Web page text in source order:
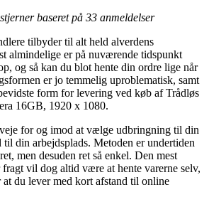
baseret på 33 anmeldelser
tilbyder til alt held alverdens
almindelige er på nuværende tidspunkt
og så kan du blot hente din ordre lige når
er jo temmelig uproblematisk, samt
form for levering ved køb af Trådløs
16GB, 1920 x 1080.
for og imod at vælge udbringning til din
til din arbejdsplads. Metoden er undertiden
men desuden ret så enkel. Den mest
vil dog altid være at hente varerne selv,
du lever med kort afstand til online